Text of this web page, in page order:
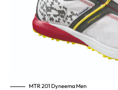
MTR 201 Dyneema Men